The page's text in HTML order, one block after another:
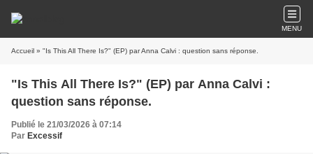
MENU
Accueil » "Is This All There Is?" (EP) par Anna Calvi : question sans réponse.
"Is This All There Is?" (EP) par Anna Calvi :
question sans réponse.
Publié le 21/03/2026 à 07:14
Par Excessif